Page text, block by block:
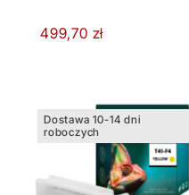
499,70 zł
Dostawa 10-14 dni
roboczych